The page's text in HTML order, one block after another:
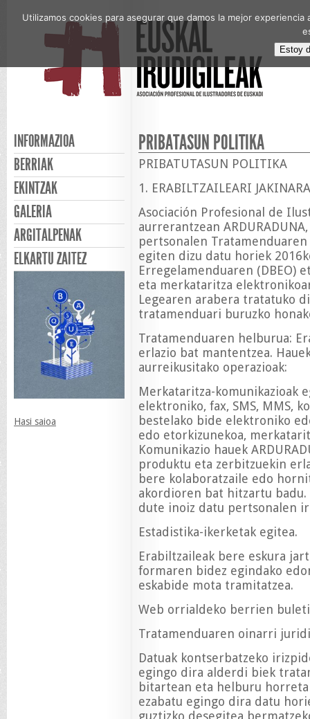
INFORMAZIOA
BERRIAK
EKINTZAK
GALERIA
ARGITALPENAK
ELKARTU ZAITEZ
Hasi saioa
PRIBATASUN POLITIKA
PRIBATUTASUN POLITIKA
1. ERABILTZAILEARI
Asociación Profesional de
aurrerantzean
pertsonalen
egiten dizu datu horiek
Erregelamenduaren (DBEO)
eta merkataritza
Legearen arabera tratatuko
tratamenduari buruzko
Tratamenduaren helburua:
erlazio bat mantentzea.
aurreikusitako operazioak:
Merkataritza-komunikazioak
elektroniko, fax, SMS, MMS,
bestelako bide elektroniko
edo etorkizunekoa,
Komunikazio hauek
produktu eta zerbitzuekin
bere kolaboratzaile edo
akordioren bat hitzartu
dute inoiz datu pertsonalen
Estadistika-ikerketak egitea.
Erabiltzaileak bere eskura
formaren bidez egindako
eskabide mota tramitatzea.
Web orrialdeko berrien
Tratamenduaren oinarri
Datuak kontserbatzeko
egingo dira alderdi biek
bitartean eta helburu
ezabatu egingo dira datu
guztizko desegitea
Utilizamos cookies para asegurar que damos la mejor
Estoy